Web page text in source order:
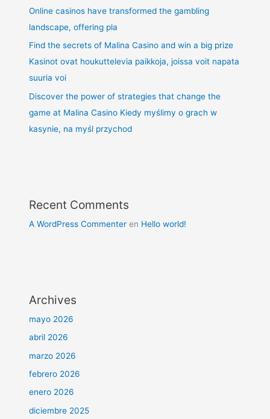
Online casinos have transformed the gambling
landscape, offering pla
Find the secrets of Malina Casino and win a big prize
Kasinot ovat houkuttelevia paikkoja, joissa voit napata
suuria voi
Discover the power of strategies that change the
game at Malina Casino Kiedy myślimy o grach w
kasynie, na myśl przychod
Recent Comments
A WordPress Commenter en Hello world!
Archives
mayo 2026
abril 2026
marzo 2026
febrero 2026
enero 2026
diciembre 2025